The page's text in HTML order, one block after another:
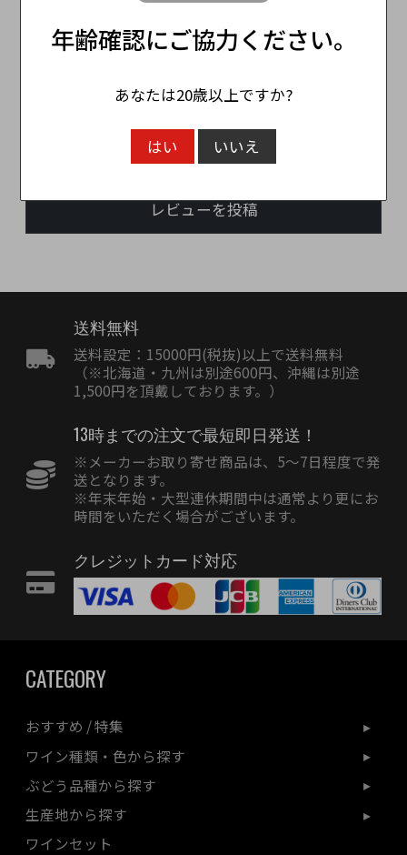
レビューはありません。
レビューを投稿
送料無料
送料設定：15000円(税抜)以上で送料無料
（※北海道・九州は別途600円、沖縄は別途
1,500円を頂戴しております。）
13時までの注文で最短即日発送！
※メーカーお取り寄せ商品は、5〜7日程度で発
送となります。
※年末年始・大型連休期間中は通常より更にお
時間をいただく場合がございます。
クレジットカード対応
CATEGORY
おすすめ / 特集
ワイン種類・色から探す
ぶどう品種から探す
生産地から探す
ワインセット
年齢確認にご協力ください。
あなたは20歳以上ですか?
はい いいえ